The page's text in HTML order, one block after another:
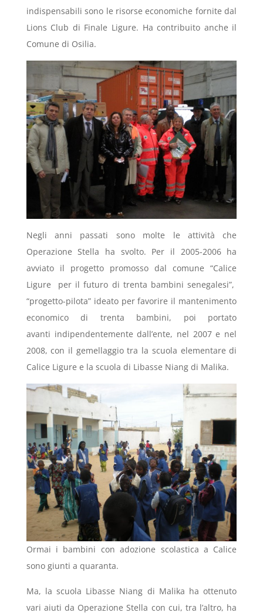
indispensabili sono le risorse economiche fornite dal
Lions Club di Finale Ligure. Ha contribuito anche il
Comune di Osilia.
Negli anni passati sono molte le attività che
Operazione Stella ha svolto. Per il 2005-2006 ha
avviato il progetto promosso dal comune “Calice
Ligure per il futuro di trenta bambini senegalesi”,
“progetto-pilota” ideato per favorire il mantenimento
economico di trenta bambini, poi portato
avanti indipendentemente dall’ente, nel 2007 e nel
2008, con il gemellaggio tra la scuola elementare di
Calice Ligure e la scuola di Libasse Niang di Malika.
Ormai i bambini con adozione scolastica a Calice
sono giunti a quaranta.
Ma, la scuola Libasse Niang di Malika ha ottenuto
vari aiuti da Operazione Stella con cui, tra l’altro, ha